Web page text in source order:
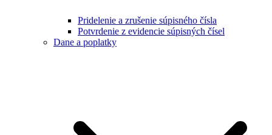
Pridelenie a zrušenie súpisného čísla
Potvrdenie z evidencie súpisných čísel
Dane a poplatky